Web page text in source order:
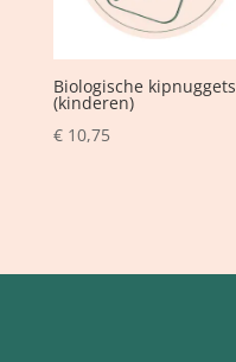
Biologische kipnuggets
(kinderen)
€10,75